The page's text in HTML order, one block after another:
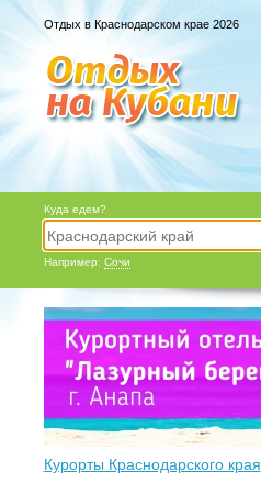
Отдых в Краснодарском крае 2026
Куда едем?
Например: Сочи
Курорты Краснодарского края